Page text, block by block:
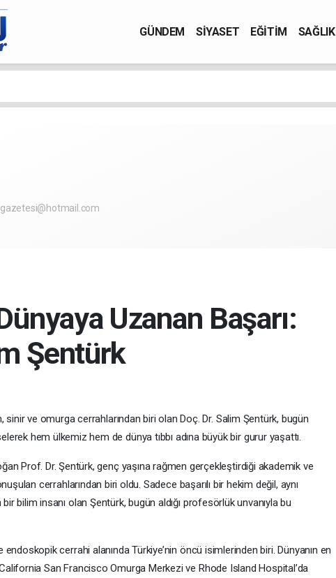
GÜNDEM SİYASET EĞİTİM SAĞLIK
Uzanan Başarı:
Şentürk
sinir ve omurga cerrahlarından biri olan Doç. Dr. Salim Şentürk, bugün
hem ülkemiz hem de dünya tıbbı adına büyük bir gurur yaşattı.
Prof. Dr. Şentürk, genç yaşına rağmen gerçekleştirdiği akademik ve
cerrahlarından biri oldu. Sadece başarılı bir hekim değil, aynı
bilim insanı olan Şentürk, bugün aldığı profesörlük unvanıyla bu
cerrahi alanında Türkiye’nin öncü isimlerinden biri. Dünyanın en
San Francisco Omurga Merkezi ve Rhode Island Hospital’da